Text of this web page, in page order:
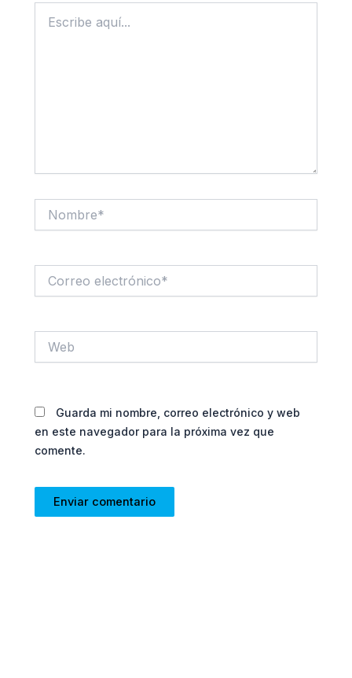
aquí...
electrónico*
Guarda mi nombre, correo electrónico y web
en este navegador para la próxima vez que
comente.